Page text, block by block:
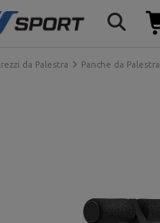
da Palestra Panche da Palestra